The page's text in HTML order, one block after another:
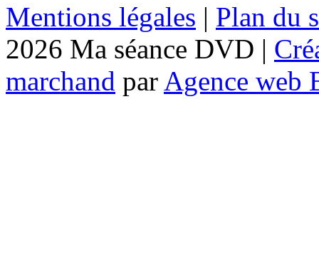
Mentions légales | Plan du
2026 Ma séance DVD |
marchand par Agence web